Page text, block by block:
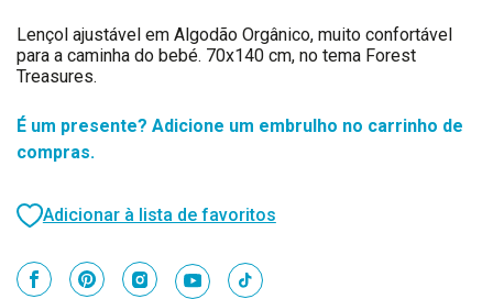
Lençol ajustável em Algodão Orgânico, muito confortável
para a caminha do bebé. 70x140 cm, no tema Forest
Treasures.
É um presente? Adicione um embrulho no carrinho de
compras.
Adicionar à lista de favoritos